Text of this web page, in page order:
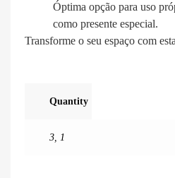
Óptima opção para uso
como presente especial.
Transforme o seu espaço com
Quantity
3, 1